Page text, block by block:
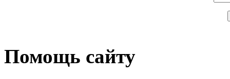
Помощь сайту